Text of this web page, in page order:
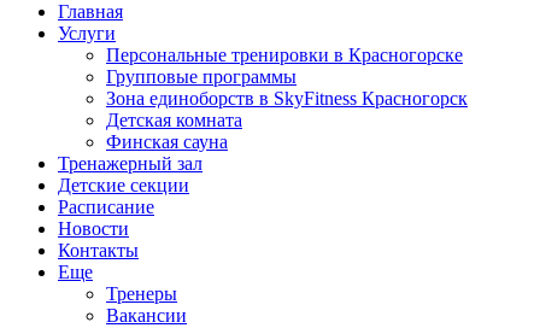
Главная
Услуги
Персональные тренировки в Красногорске
Групповые программы
Зона единоборств в SkyFitness Красногорск
Детская комната
Финская сауна
Тренажерный зал
Детские секции
Расписание
Новости
Контакты
Еще
Тренеры
Вакансии